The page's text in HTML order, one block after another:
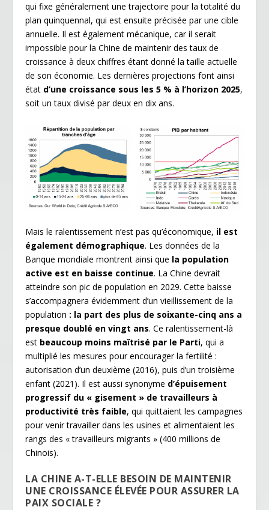
qui fixe généralement une trajectoire pour la totalité du
plan quinquennal, qui est ensuite précisée par une cible
annuelle. Il est également mécanique, car il serait
impossible pour la Chine de maintenir des taux de
croissance à deux chiffres étant donné la taille actuelle
de son économie. Les dernières projections font ainsi
état d’une croissance sous les 5 % à l’horizon 2025,
soit un taux divisé par deux en dix ans.
Mais le ralentissement n’est pas qu’économique, il est
également démographique. Les données de la
Banque mondiale montrent ainsi que la population
active est en baisse continue. La Chine devrait
atteindre son pic de population en 2029. Cette baisse
s’accompagnera évidemment d’un vieillissement de la
population : la part des plus de soixante-cinq ans a
presque doublé en vingt ans. Ce ralentissement-là
est beaucoup moins maîtrisé par le Parti, qui a
multiplié les mesures pour encourager la fertilité :
autorisation d’un deuxième (2016), puis d’un troisième
enfant (2021). Il est aussi synonyme d’épuisement
progressif du « gisement » de travailleurs à
productivité très faible, qui quittaient les campagnes
pour venir travailler dans les usines et alimentaient les
rangs des « travailleurs migrants » (400 millions de
Chinois).
LA CHINE A-T-ELLE BESOIN DE MAINTENIR
UNE CROISSANCE ÉLEVÉE POUR ASSURER LA
PAIX SOCIALE ?